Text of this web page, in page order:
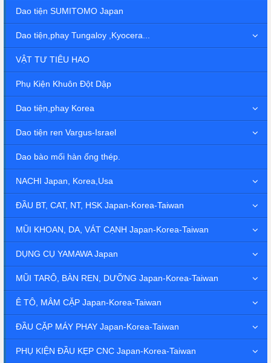
Dao tiện SUMITOMO Japan
Dao tiện,phay Tungaloy ,Kyocera...
VẬT TƯ TIÊU HAO
Phụ Kiện Khuôn Đột Dập
Dao tiện,phay Korea
Dao tiện ren Vargus-Israel
Dao bào mối hàn ống thép.
NACHI Japan, Korea,Usa
ĐẦU BT, CAT, NT, HSK Japan-Korea-Taiwan
MŨI KHOAN, DA, VÁT CẠNH Japan-Korea-Taiwan
DỤNG CỤ YAMAWA Japan
MŨI TARÔ, BÀN REN, DƯỠNG Japan-Korea-Taiwan
Ê TÔ, MÂM CẶP Japan-Korea-Taiwan
ĐẦU CẶP MÁY PHAY Japan-Korea-Taiwan
PHỤ KIỆN ĐẦU KẸP CNC Japan-Korea-Taiwan